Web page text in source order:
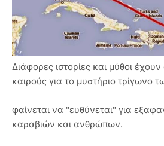
Διάφορες ιστορίες και μύθοι
καιρούς για το μυστήριο τρίγωνο
φαίνεται να "ευθύνεται" για
καραβιών και ανθρώπων.